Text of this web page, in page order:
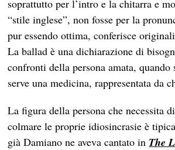
soprattutto per l’intro e la chitarra e
“stile inglese”, non fosse per la
pur essendo ottima, conferisce
La ballad è una dichiarazione di
confronti della persona amata, quando
serve una medicina, rappresentata da
La figura della persona che necessita
colmare le proprie idiosincrasie è
già Damiano ne aveva cantato in The